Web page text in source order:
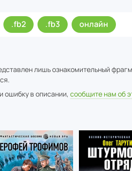
.fb2 .fb3 онлайн
лишь ознакомительный
ошибку в описании, сообщите нам об